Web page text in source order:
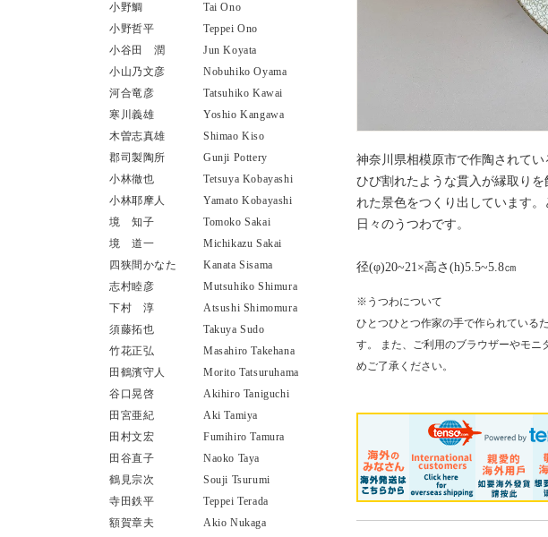
小野鯛
Tai Ono
小野哲平
Teppei Ono
小谷田 潤
Jun Koyata
小山乃文彦
Nobuhiko Oyama
河合竜彦
Tatsuhiko Kawai
寒川義雄
Yoshio Kangawa
木曽志真雄
Shimao Kiso
郡司製陶所
Gunji Pottery
小林徹也
Tetsuya Kobayashi
小林耶摩人
Yamato Kobayashi
境 知子
Tomoko Sakai
境 道一
Michikazu Sakai
四狭間かなた
Kanata Sisama
志村睦彦
Mutsuhiko Shimura
下村 淳
Atsushi Shimomura
須藤拓也
Takuya Sudo
竹花正弘
Masahiro Takehana
田鶴濱守人
Morito Tatsuruhama
谷口晃啓
Akihiro Taniguchi
田宮亜紀
Aki Tamiya
田村文宏
Fumihiro Tamura
田谷直子
Naoko Taya
鶴見宗次
Souji Tsurumi
寺田鉄平
Teppei Terada
額賀章夫
Akio Nukaga
神奈川県相模原市で作陶されて
ひび割れたような貫入が縁取り
れた景色をつくり出しています
日々のうつわです。
径(φ)20~21×高さ(h)5.5~5.8㎝
※うつわについて
ひとつひとつ作家の手で作られている
す。 また、ご利用のブラウザーやモニ
めご了承ください。